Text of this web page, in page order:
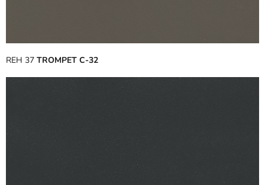
REH 37 TROMPET C-32